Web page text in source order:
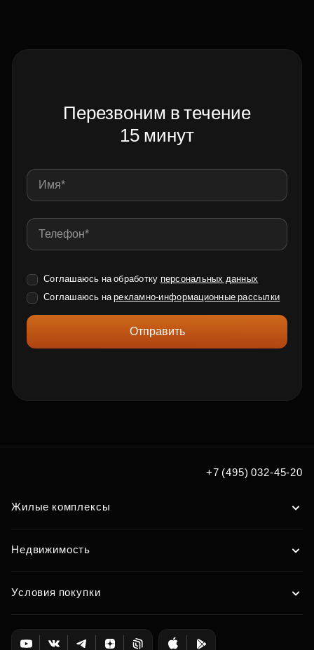
Перезвоним в течение
15 минут
Соглашаюсь на обработку персональных данных
Соглашаюсь нарекламно-информационные рассылки
Отправить
+7 (495) 032-45-20
Жилые комплексы
Недвижимость
Условия покупки